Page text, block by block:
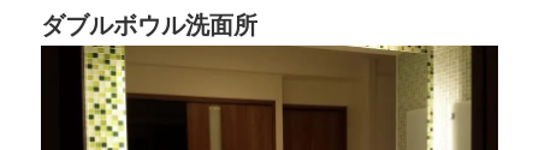
ダブルボウル洗面所